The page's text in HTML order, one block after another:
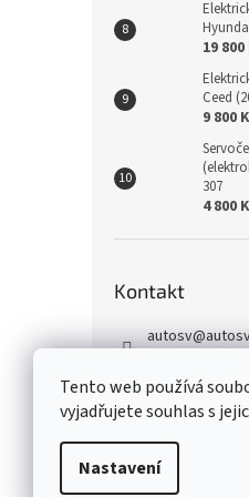
Tento web používá
vyjadřujete souhlas s
Nastavení
19
Ceed
9 800
307
4 800
Kontakt
autosv@
+420 739 933